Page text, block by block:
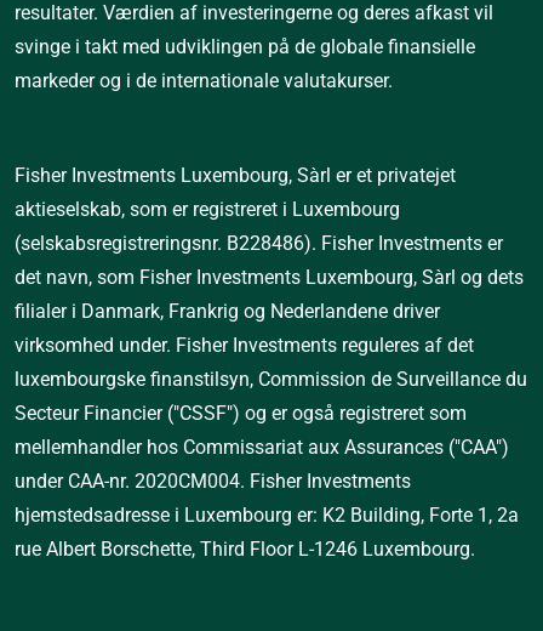
resultater. Værdien af investeringerne og deres afkast vil
svinge i takt med udviklingen på de globale finansielle
markeder og i de internationale valutakurser.
Fisher Investments Luxembourg, Sàrl er et privatejet
aktieselskab, som er registreret i Luxembourg
(selskabsregistreringsnr. B228486). Fisher Investments er
det navn, som Fisher Investments Luxembourg, Sàrl og dets
filialer i Danmark, Frankrig og Nederlandene driver
virksomhed under. Fisher Investments reguleres af det
luxembourgske finanstilsyn, Commission de Surveillance du
Secteur Financier ("CSSF") og er også registreret som
mellemhandler hos Commissariat aux Assurances ("CAA")
under CAA-nr. 2020CM004. Fisher Investments
hjemstedsadresse i Luxembourg er: K2 Building, Forte 1, 2a
rue Albert Borschette, Third Floor L-1246 Luxembourg.